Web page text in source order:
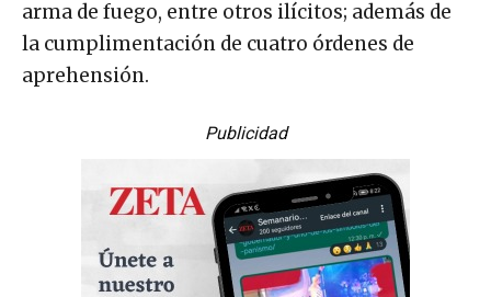
arma de fuego, entre otros ilícitos; además de
la cumplimentación de cuatro órdenes de
aprehensión.
Publicidad